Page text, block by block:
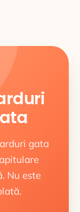
gata
Nu este